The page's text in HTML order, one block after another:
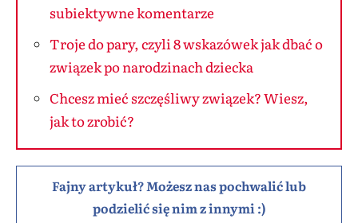
subiektywne komentarze
Troje do pary, czyli 8 wskazówek jak dbać o
związek po narodzinach dziecka
Chcesz mieć szczęśliwy związek? Wiesz,
jak to zrobić?
Fajny artykuł? Możesz nas pochwalić lub
podzielić się nim z innymi :)